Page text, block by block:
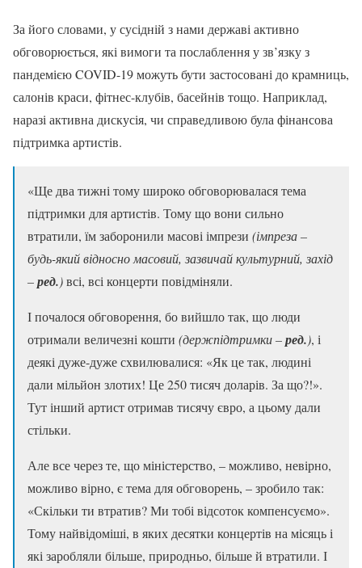
За його словами, у сусідній з нами державі активно
обговорюється, які вимоги та послаблення у зв’язку з
пандемією COVID-19 можуть бути застосовані до крамниць,
салонів краси, фітнес-клубів, басейнів тощо. Наприклад,
наразі активна дискусія, чи справедливою була фінансова
підтримка артистів.
«Ще два тижні тому широко обговорювалася тема
підтримки для артистів. Тому що вони сильно
втратили, їм заборонили масові імпрези (імпреза –
будь-який відносно масовий, зазвичай культурний, захід
–ред.)всі, всі концерти повідміняли.
І почалося обговорення, бо вийшло так, що люди
отримали величезні кошти (держпідтримки –ред.), і
деякі дуже-дуже схвилювалися: «Як це так, людині
дали мільйон злотих! Це 250 тисяч доларів. За що?!».
Тут інший артист отримав тисячу євро, а цьому дали
стільки.
Але все через те, що міністерство, – можливо, невірно,
можливо вірно, є тема для обговорень, – зробило так:
«Скільки ти втратив? Ми тобі відсоток компенсуємо».
Тому найвідоміші, в яких десятки концертів на місяць і
які заробляли більше, природньо, більше й втратили. І